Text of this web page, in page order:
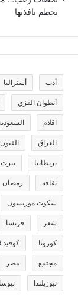
تحطم نافذتها
أدب أستراليا
أنطوان القزي
اقلام
العراق الفنون
بريطانيا بيرث
ثقافة رمضان
سكوت موريسون
شعر فرنسا
كورونا كوفيد 19
مجتمع مصر
نيوزيلندا